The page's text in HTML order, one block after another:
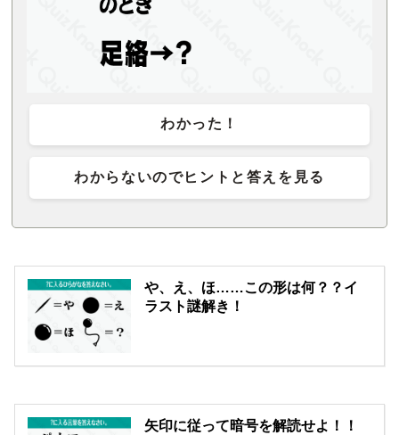
わかった！
わからないのでヒントと答えを見る
や、え、ほ……この形は何？？イ
ラスト謎解き！
矢印に従って暗号を解読せよ！！